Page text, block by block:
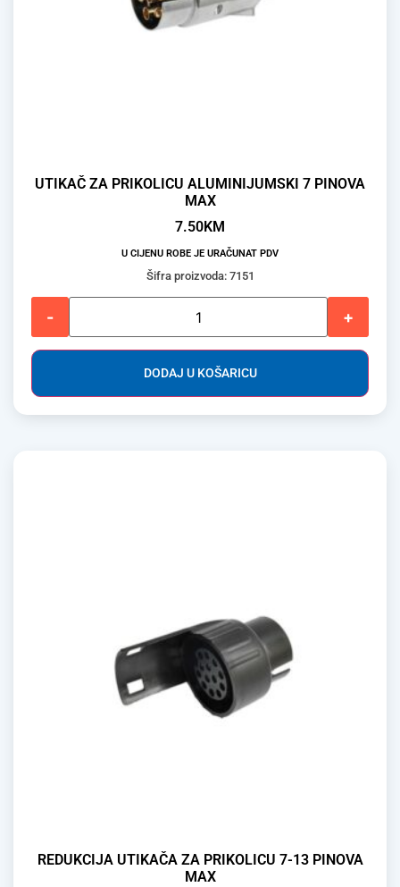
UTIKAČ ZA PRIKOLICU ALUMINIJUMSKI 7 PINOVA
MAX
7.50KM
U CIJENU ROBE JE URAČUNAT PDV
Šifra proizvoda: 7151
- +
DODAJ U KOŠARICU
REDUKCIJA UTIKAČA ZA PRIKOLICU 7-13 PINOVA
MAX